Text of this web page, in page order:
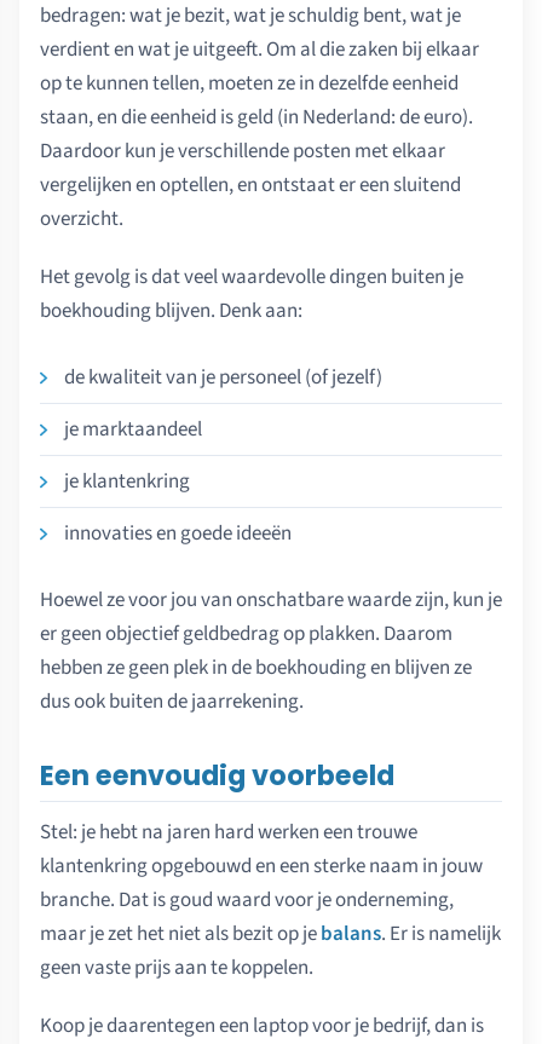
bedragen: wat je bezit, wat je schuldig bent, wat je
verdient en wat je uitgeeft. Om al die zaken bij elkaar
op te kunnen tellen, moeten ze in dezelfde eenheid
staan, en die eenheid is geld (in Nederland: de euro).
Daardoor kun je verschillende posten met elkaar
vergelijken en optellen, en ontstaat er een sluitend
overzicht.
Het gevolg is dat veel waardevolle dingen buiten je
boekhouding blijven. Denk aan:
de kwaliteit van je personeel (of jezelf)
je marktaandeel
je klantenkring
innovaties en goede ideeën
Hoewel ze voor jou van onschatbare waarde zijn, kun je
er geen objectief geldbedrag op plakken. Daarom
hebben ze geen plek in de boekhouding en blijven ze
dus ook buiten de jaarrekening.
Een eenvoudig voorbeeld
Stel: je hebt na jaren hard werken een trouwe
klantenkring opgebouwd en een sterke naam in jouw
branche. Dat is goud waard voor je onderneming,
maar je zet het niet als bezit op jebalans. Er is namelijk
geen vaste prijs aan te koppelen.
Koop je daarentegen een laptop voor je bedrijf, dan is